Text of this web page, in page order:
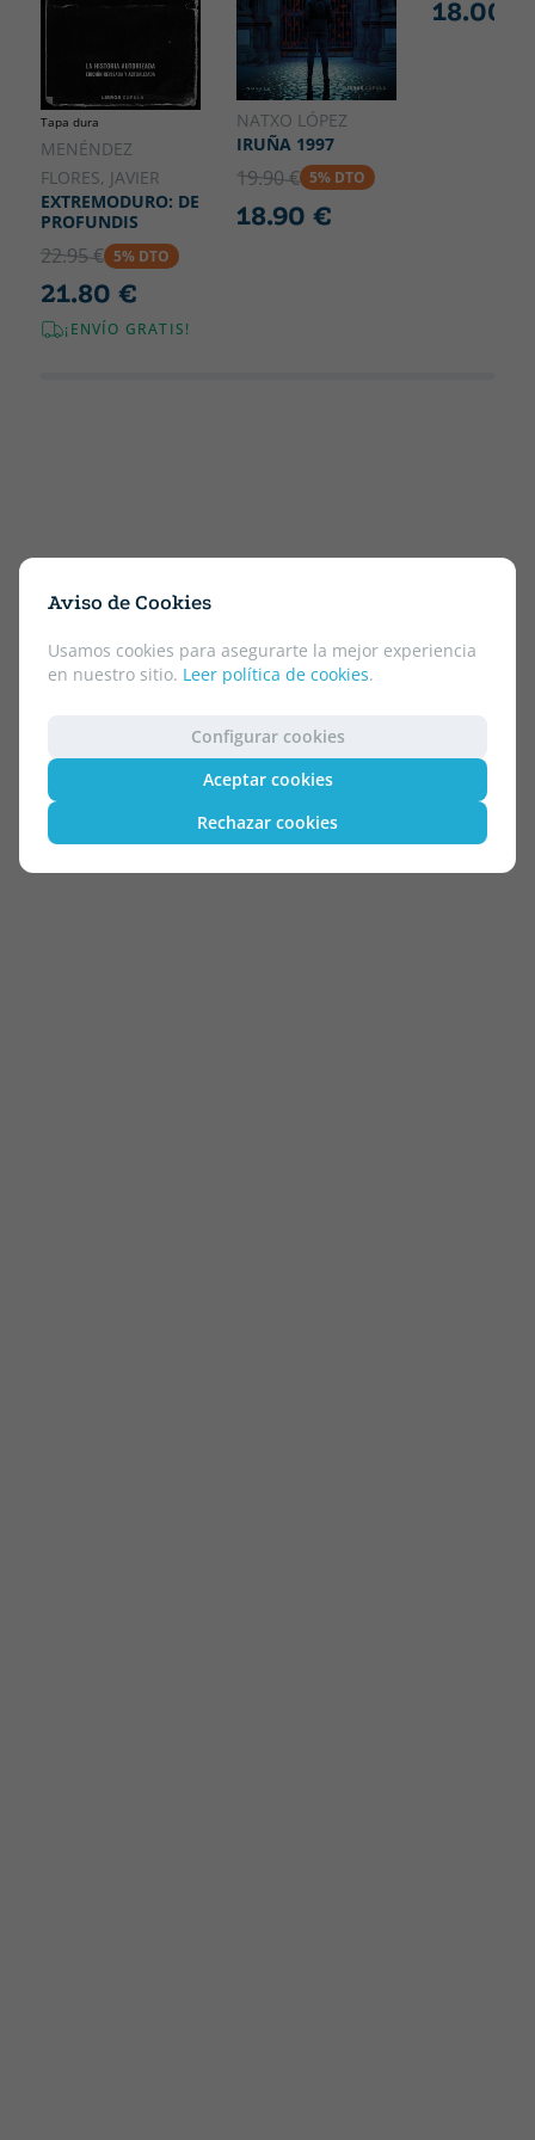
Aviso de Cookies
Usamos cookies para asegurarte la mejor experiencia
en nuestro sitio. Leer política de cookies.
Configurar cookies
Aceptar cookies
Rechazar cookies
Tapa dura
MENÉNDEZ
FLORES, JAVIER
EXTREMODURO: DE
PROFUNDIS
22.95 € 5% DTO
21.80 €
¡ENVÍO GRATIS!
NATXO LÓPEZ
IRUÑA 1997
19.90 € 5% DTO
18.90 €
18.00 €